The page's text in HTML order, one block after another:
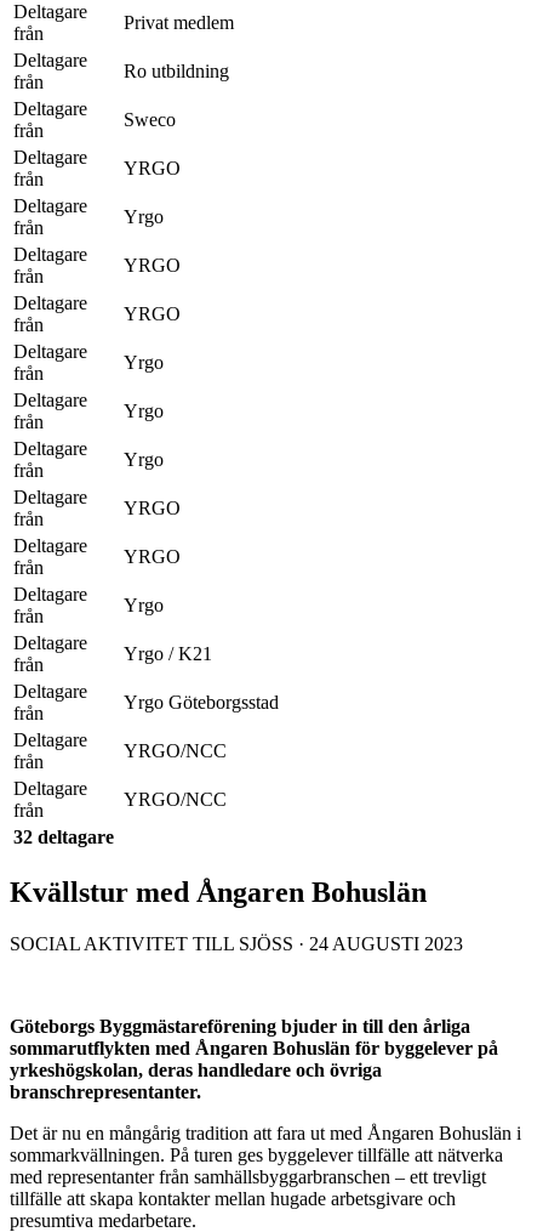
Deltagare
från
Privat medlem
Deltagare
från
Ro utbildning
Deltagare
från
Sweco
Deltagare
från
YRGO
Deltagare
från
Yrgo
Deltagare
från
YRGO
Deltagare
från
YRGO
Deltagare
från
Yrgo
Deltagare
från
Yrgo
Deltagare
från
Yrgo
Deltagare
från
YRGO
Deltagare
från
YRGO
Deltagare
från
Yrgo
Deltagare
från
Yrgo / K21
Deltagare
från
Yrgo Göteborgsstad
Deltagare
från
YRGO/NCC
Deltagare
från
YRGO/NCC
32 deltagare
Kvällstur med Ångaren Bohuslän
SOCIAL AKTIVITET TILL SJÖSS · 24 AUGUSTI 2023
Göteborgs Byggmästareförening bjuder in till den årliga
sommarutflykten med Ångaren Bohuslän för byggelever på
yrkeshögskolan, deras handledare och övriga
branschrepresentanter.
Det är nu en mångårig tradition att fara ut med Ångaren Bohuslän i
sommarkvällningen. På turen ges byggelever tillfälle att nätverka
med representanter från samhällsbyggarbranschen – ett trevligt
tillfälle att skapa kontakter mellan hugade arbetsgivare och
presumtiva medarbetare.